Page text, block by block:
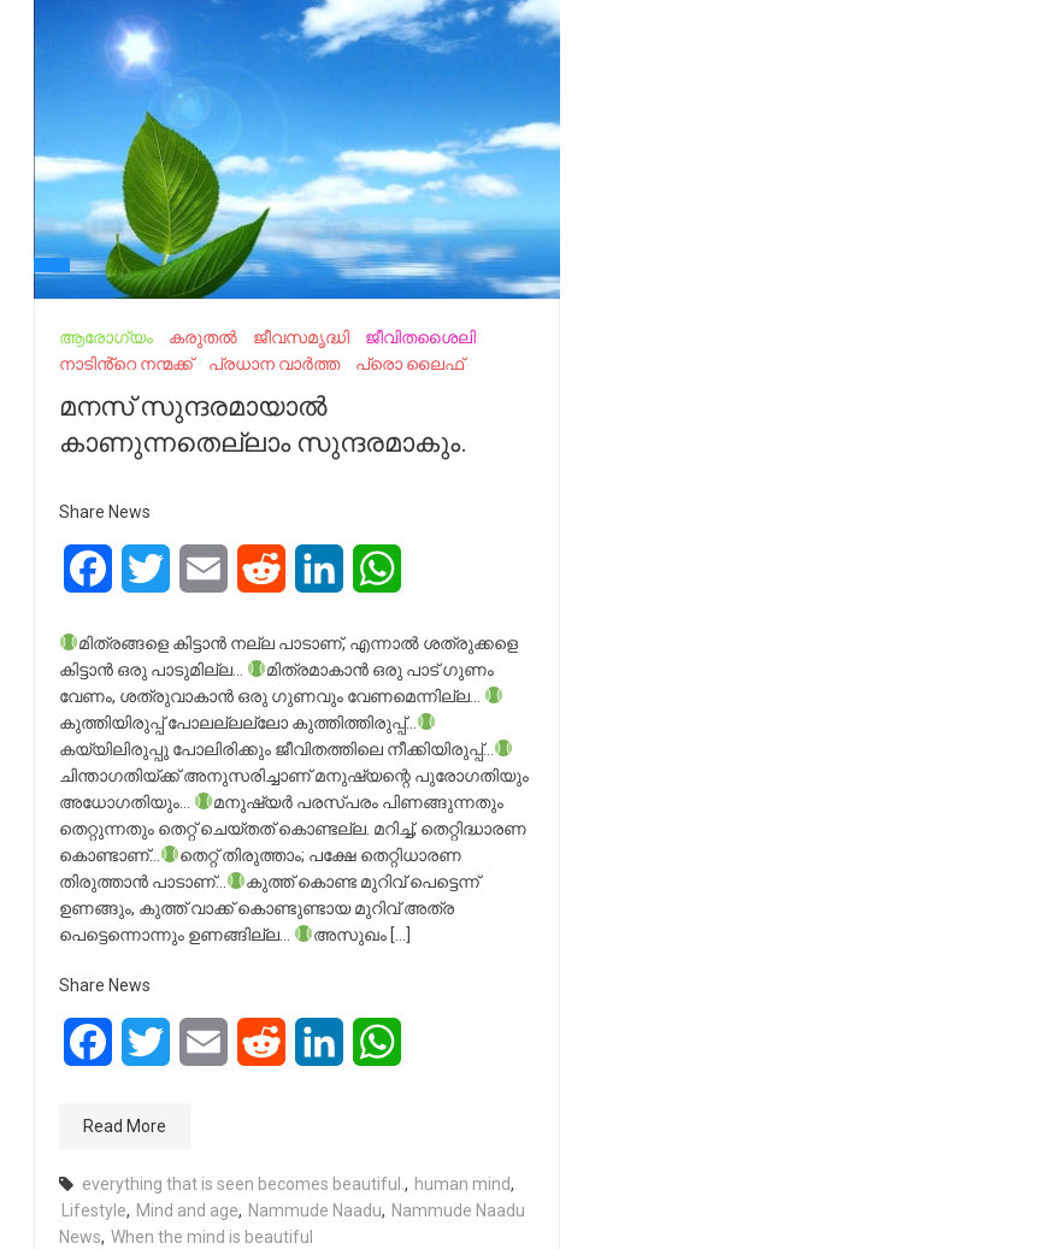
ആരോഗ്യം കരുതൽ ജീവസമൃദ്ധി
ജീവിതശൈലി
നാടിൻ്റെ നന്മക്ക്
പ്രധാന വാർത്ത പ്രൊ ലൈഫ്
മനസ്‌ സുന്ദരമായാല്‍
കാണുന്നതെല്ലാം സുന്ദരമാകും.
Share News
FacebookTwitter Email Reddit LinkedIn
മിത്രങ്ങളെ കിട്ടാൻ നല്ല പാടാണ്, എന്നാല്‍ ശത്രുക്കളെ
കിട്ടാൻ ഒരു പാടുമില്ല…
മിത്രമാകാൻ ഒരു പാട് ഗുണം
വേണം, ശത്രുവാകാൻ ഒരു ഗുണവും വേണമെന്നില്ല…
കുത്തിയിരുപ്പ് പോലല്ലല്ലോ കുത്തിത്തിരുപ്പ്…
കയ്യിലിരുപ്പു പോലിരിക്കും ജീവിതത്തിലെ നീക്കിയിരുപ്പ്…
ചിന്താഗതിയ്ക്ക് അനുസരിച്ചാണ് മനുഷ്യന്റെ പുരോഗതിയും
അധോഗതിയും…
മനുഷ്യർ പരസ്പരം പിണങ്ങുന്നതും
തെറ്റുന്നതും തെറ്റ് ചെയ്തത് കൊണ്ടല്ല. മറിച്ച്, തെറ്റിദ്ധാരണ
കൊണ്ടാണ്…
തെറ്റ് തിരുത്താം; പക്ഷേ തെറ്റിധാരണ
തിരുത്താൻ പാടാണ്…
കുത്ത് കൊണ്ട മുറിവ് പെട്ടെന്ന്
ഉണങ്ങും, കുത്ത് വാക്ക് കൊണ്ടുണ്ടായ മുറിവ് അത്ര
പെട്ടെന്നൊന്നും ഉണങ്ങില്ല…
അസുഖം […]
Share News
FacebookTwitter Email Reddit LinkedIn
Read More
everything that is seen becomes beautiful. , human mind,
Lifestyle, Mind and age, Nammude Naadu, Nammude Naadu
News, When the mind is beautiful